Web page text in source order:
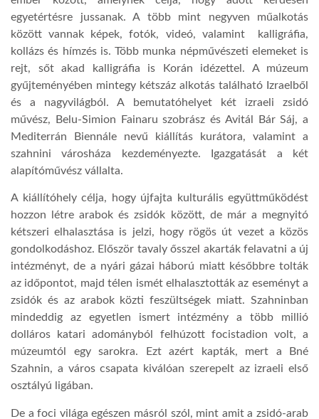
egyetértésre jussanak. A több mint negyven műalkotás
között vannak képek, fotók, videó, valamint kalligráfia,
kollázs és hímzés is. Több munka népművészeti elemeket is
rejt, sőt akad kalligráfia is Korán idézettel. A múzeum
gyűjteményében mintegy kétszáz alkotás található Izraelből
és a nagyvilágból. A bemutatóhelyet két izraeli zsidó
művész, Belu-Simion Fainaru szobrász és Avitál Bár Sáj, a
Mediterrán Biennále nevű kiállítás kurátora, valamint a
szahnini városháza kezdeményezte. Igazgatását a két
alapítóművész vállalta.
A kiállítóhely célja, hogy újfajta kulturális együttműködést
hozzon létre arabok és zsidók között, de már a megnyitó
kétszeri elhalasztása is jelzi, hogy rögös út vezet a közös
gondolkodáshoz. Először tavaly ősszel akarták felavatni a új
intézményt, de a nyári gázai háború miatt későbbre tolták
az időpontot, majd télen ismét elhalasztották az eseményt a
zsidók és az arabok közti feszültségek miatt. Szahninban
mindeddig az egyetlen ismert intézmény a több millió
dolláros katari adományból felhúzott focistadion volt, a
múzeumtól egy sarokra. Ezt azért kapták, mert a Bné
Szahnin, a város csapata kiválóan szerepelt az izraeli első
osztályú ligában.
De a foci világa egészen másról szól, mint amit a zsidó-arab